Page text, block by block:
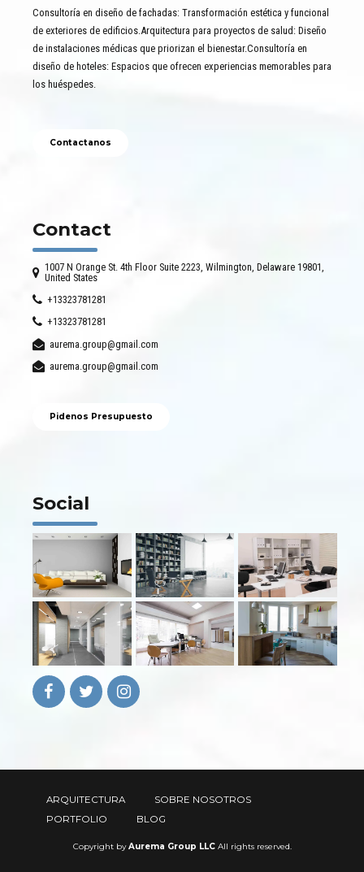
Consultoría en diseño de fachadas: Transformación estética y funcional
de exteriores de edificios.Arquitectura para proyectos de salud: Diseño
de instalaciones médicas que priorizan el bienestar.Consultoría en
diseño de hoteles: Espacios que ofrecen experiencias memorables para
los huéspedes.
Contactanos
Contact
1007 N Orange St. 4th Floor Suite 2223, Wilmington, Delaware 19801,
United States
+13323781281
+13323781281
aurema.group@gmail.com
aurema.group@gmail.com
Pidenos Presupuesto
Social
ARQUITECTURA
SOBRE NOSOTROS
PORTFOLIO
BLOG
Copyright byAurema Group LLCAll rights reserved.